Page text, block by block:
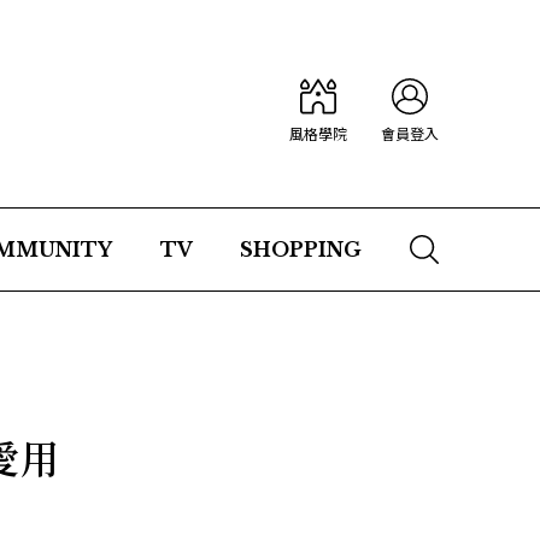
風格學院 會員登入
TV SHOPPING
用